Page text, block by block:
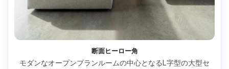
断面ヒーロー角
モダンなオープンプランルームの中心となるL字型の大型セ